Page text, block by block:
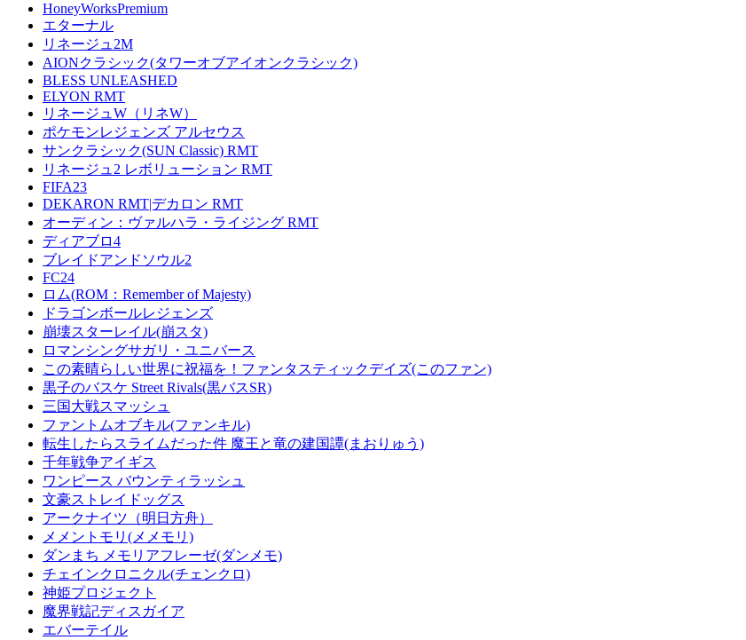
HoneyWorksPremium
エターナル
リネージュ2M
AIONクラシック(タワーオブアイオンクラシック)
BLESS UNLEASHED
ELYON RMT
リネージュW（リネW）
ポケモンレジェンズ アルセウス
サンクラシック(SUN Classic) RMT
リネージュ2 レボリューション RMT
FIFA23
DEKARON RMT|デカロン RMT
オーディン：ヴァルハラ・ライジング RMT
ディアブロ4
ブレイドアンドソウル2
FC24
ロム(ROM：Remember of Majesty)
ドラゴンボールレジェンズ
崩壊スターレイル(崩スタ)
ロマンシングサガリ・ユニバース
この素晴らしい世界に祝福を！ファンタスティックデイズ(このファン)
黒子のバスケ Street Rivals(黒バスSR)
三国大戦スマッシュ
ファントムオブキル(ファンキル)
転生したらスライムだった件 魔王と竜の建国譚(まおりゅう)
千年戦争アイギス
ワンピース バウンティラッシュ
文豪ストレイドッグス
アークナイツ（明日方舟）
メメントモリ(メメモリ)
ダンまち メモリアフレーゼ(ダンメモ)
チェインクロニクル(チェンクロ)
神姫プロジェクト
魔界戦記ディスガイア
エバーテイル